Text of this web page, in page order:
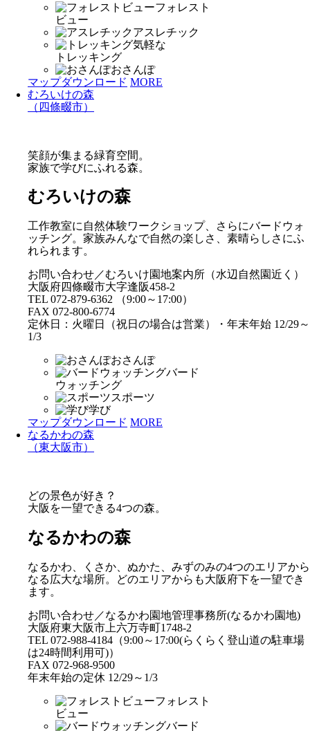
フォレスト
ビュー
アスレチック
気軽な
トレッキング
おさんぽ
マップダウンロード MORE
むろいけの森
（四條畷市）
笑顔が集まる緑育空間。
家族で学びにふれる森。
むろいけの森
工作教室に自然体験ワークショップ、さらにバードウォ
ッチング。家族みんなで自然の楽しさ、素晴らしさにふ
れられます。
お問い合わせ／むろいけ園地案内所（水辺自然園近く）
大阪府四條畷市大字逢阪458-2
TEL 072-879-6362 （9:00～17:00）
FAX 072-800-6774
定休日：火曜日（祝日の場合は営業）・年末年始 12/29～
1/3
おさんぽ
バード
ウォッチング
スポーツ
学び
マップダウンロード MORE
なるかわの森
（東大阪市）
どの景色が好き？
大阪を一望できる4つの森。
なるかわの森
なるかわ、くさか、ぬかた、みずのみの4つのエリアから
なる広大な場所。どのエリアからも大阪府下を一望でき
ます。
お問い合わせ／なるかわ園地管理事務所(なるかわ園地)
大阪府東大阪市上六万寺町1748-2
TEL 072-988-4184（9:00～17:00(らくらく登山道の駐車場
は24時間利用可)）
FAX 072-968-9500
年末年始の定休 12/29～1/3
フォレスト
ビュー
バード